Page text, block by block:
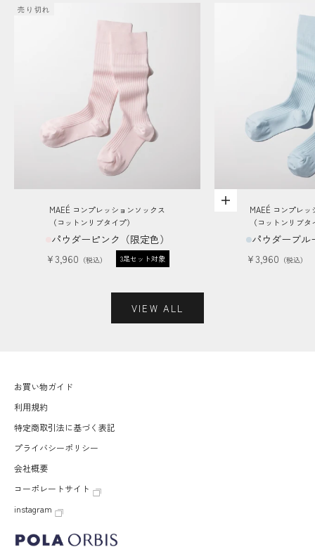
売り切れ
MAEÉ コンプレッションソックス
（コットンリブタイプ）
パウダーピンク（限定色）
セール価格
¥3,960 3足セット対象
オプションを選択
MAEÉ コンプレ
（コットンリブ
パウダーブル
セール価格
¥3,960
VIEW ALL
お買い物ガイド
利用規約
特定商取引法に基づく表記
プライバシーポリシー
会社概要
コーポレートサイト
instagram